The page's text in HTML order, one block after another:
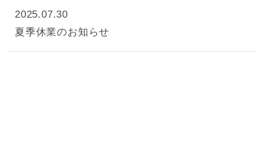
2025.07.30
夏季休業のお知らせ